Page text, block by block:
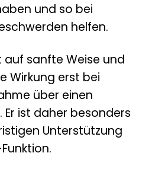
und so bei
helfen.
auf sanfte Weise und
Wirkung erst bei
über einen
ist daher besonders
Unterstützung